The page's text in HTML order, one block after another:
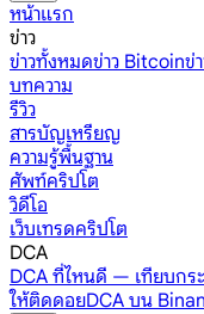
หน้าแรก
ข่าว
ข่าวทั้งหมดข่าว Bitcoinข่
บทความ
รีวิว
สารบัญเหรียญ
ความรู้พื้นฐาน
ศัพท์คริปโต
วิดีโอ
เว็บเทรดคริปโต
DCA
DCA ที่ไหนดี — เทียบกร
ให้ติดดอยDCA บน